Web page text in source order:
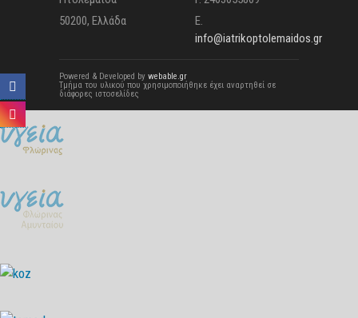
50200, Ελλάδα
E.
info@iatrikoptolemaidos.gr
Powered & Developed by webable.gr
Τμήμα του υλικού που χρησιμοποιήθηκε έχει αναρτηθεί σε
διάφορες ιστοσελίδες